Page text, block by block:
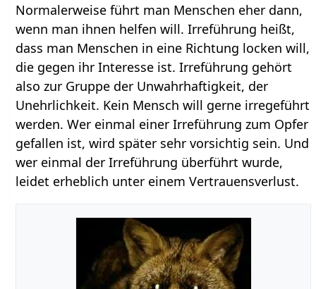
Normalerweise führt man Menschen eher dann,
wenn man ihnen helfen will. Irreführung heißt,
dass man Menschen in eine Richtung locken will,
die gegen ihr Interesse ist. Irreführung gehört
also zur Gruppe der Unwahrhaftigkeit, der
Unehrlichkeit. Kein Mensch will gerne irregeführt
werden. Wer einmal einer Irreführung zum Opfer
gefallen ist, wird später sehr vorsichtig sein. Und
wer einmal der Irreführung überführt wurde,
leidet erheblich unter einem Vertrauensverlust.